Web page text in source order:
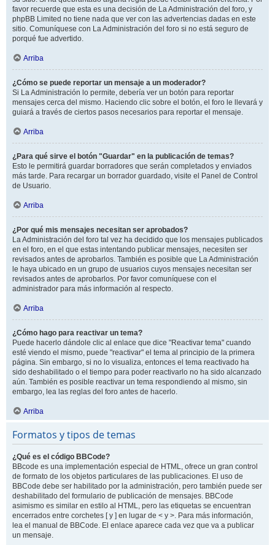
favor recuerde que esta es una decisión de La Administración del foro, y
phpBB Limited no tiene nada que ver con las advertencias dadas en este
sitio. Comuníquese con La Administración del foro si no está seguro de
porqué fue advertido.
Arriba
¿Cómo se puede reportar un mensaje a un moderador?
Si La Administración lo permite, debería ver un botón para reportar
mensajes cerca del mismo. Haciendo clic sobre el botón, el foro le llevará y
guiará a través de ciertos pasos necesarios para reportar el mensaje.
Arriba
¿Para qué sirve el botón "Guardar" en la publicación de temas?
Esto le permitirá guardar borradores que serán completados y enviados
más tarde. Para recargar un borrador guardado, visite el Panel de Control
de Usuario.
Arriba
¿Por qué mis mensajes necesitan ser aprobados?
La Administración del foro tal vez ha decidido que los mensajes publicados
en el foro, en el que estas intentando publicar mensajes, necesiten ser
revisados antes de aprobarlos. También es posible que La Administración
le haya ubicado en un grupo de usuarios cuyos mensajes necesitan ser
revisados antes de aprobarlos. Por favor comuníquese con el
administrador para más información al respecto.
Arriba
¿Cómo hago para reactivar un tema?
Puede hacerlo dándole clic al enlace que dice "Reactivar tema" cuando
esté viendo el mismo, puede "reactivar" el tema al principio de la primera
página. Sin embargo, si no lo visualiza, entonces el tema reactivado ha
sido deshabilitado o el tiempo para poder reactivarlo no ha sido alcanzado
aún. También es posible reactivar un tema respondiendo al mismo, sin
embargo, lea las reglas del foro antes de hacerlo.
Arriba
Formatos y tipos de temas
¿Qué es el código BBCode?
BBcode es una implementación especial de HTML, ofrece un gran control
de formato de los objetos particulares de las publicaciones. El uso de
BBCode debe ser habilitado por la administración, pero también puede ser
deshabilitado del formulario de publicación de mensajes. BBCode
asimismo es similar en estilo al HTML, pero las etiquetas se encuentran
encerrados entre corchetes [ y ] en lugar de < y >. Para más información,
lea el manual de BBCode. El enlace aparece cada vez que va a publicar
un mensaje.